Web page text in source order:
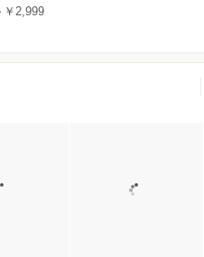
￥2,999